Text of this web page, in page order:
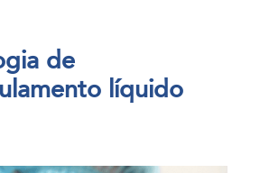
de
líquido